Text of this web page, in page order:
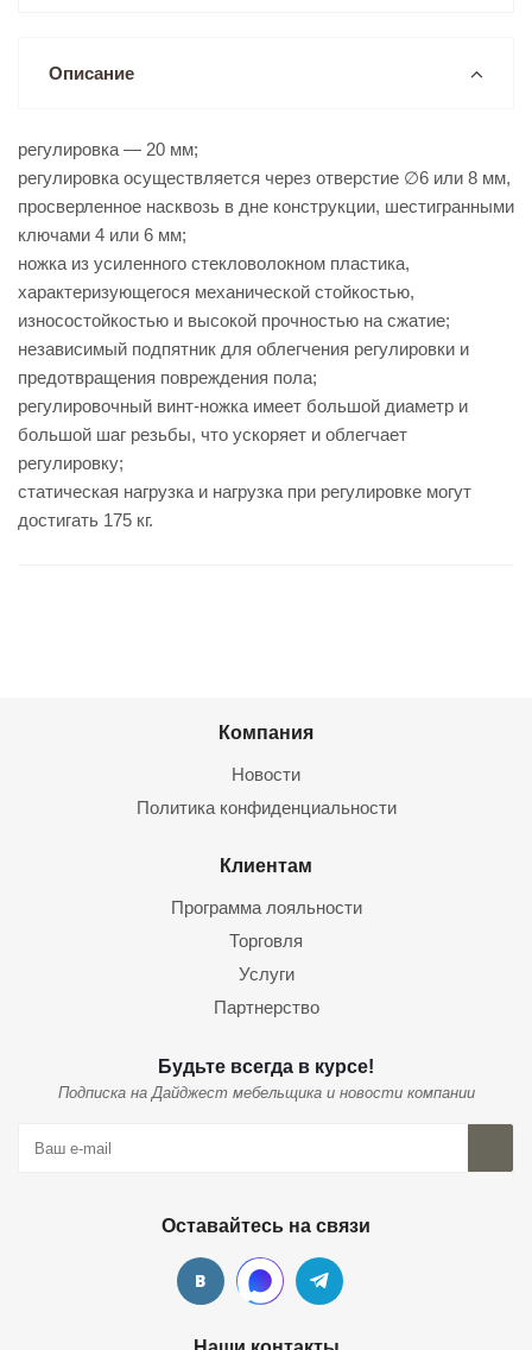
Описание
регулировка — 20 мм;
регулировка осуществляется через отверстие ∅6 или 8 мм,
просверленное насквозь в дне конструкции, шестигранными
ключами 4 или 6 мм;
ножка из усиленного стекловолокном пластика,
характеризующегося механической стойкостью,
износостойкостью и высокой прочностью на сжатие;
независимый подпятник для облегчения регулировки и
предотвращения повреждения пола;
регулировочный винт-ножка имеет большой диаметр и
большой шаг резьбы, что ускоряет и облегчает
регулировку;
статическая нагрузка и нагрузка при регулировке могут
достигать 175 кг.
Компания
Новости
Политика конфиденциальности
Клиентам
Программа лояльности
Торговля
Услуги
Партнерство
Будьте всегда в курсе!
Подписка на Дайджест мебельщика и новости компании
Оставайтесь на связи